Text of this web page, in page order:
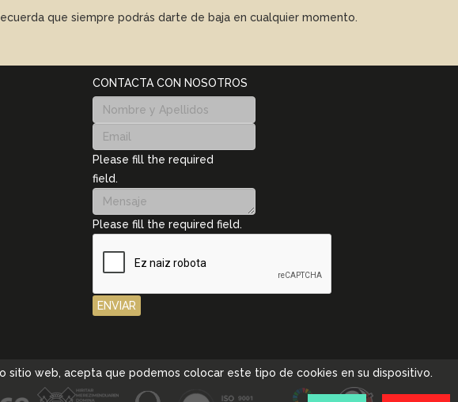
que siempre podrás darte de baja en cualquier momento.
CONTACTA CON NOSOTROS
Please fill the required
field.
Please fill the required field.
ENVIAR
sitio web, acepta que podemos colocar este tipo de cookies en su dispositivo.